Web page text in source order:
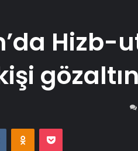
Hizb-
VKontakteOdnoklassniki
Pocket